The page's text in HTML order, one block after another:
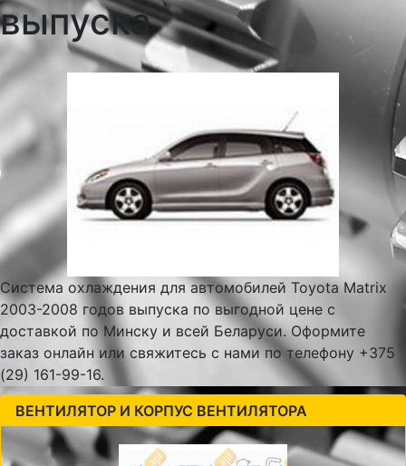
выпуска
Система охлаждения для автомобилей Toyota Matrix
2003-2008 годов выпуска по выгодной цене с
доставкой по Минску и всей Беларуси. Оформите
заказ онлайн или свяжитесь с нами по телефону +375
(29) 161-99-16.
ВЕНТИЛЯТОР И КОРПУС ВЕНТИЛЯТОРА